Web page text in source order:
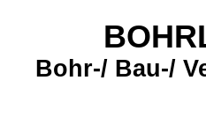
Bohr-/ Bau-/